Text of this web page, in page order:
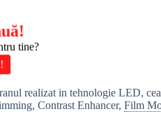
tine?
realizat in tehnologie LED,
Contrast Enhancer,Film